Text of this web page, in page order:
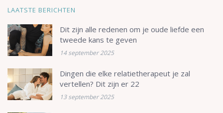
LAATSTE BERICHTEN
Dit zijn alle redenen om je oude liefde een
tweede kans te geven
14 september 2025
Dingen die elke relatietherapeut je zal
vertellen? Dit zijn er 22
13 september 2025